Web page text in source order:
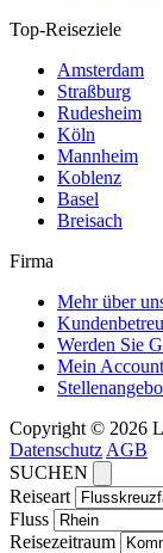
Top-Reiseziele
Amsterdam
Straßburg
Rudesheim
Köln
Mannheim
Koblenz
Basel
Breisach
Firma
Mehr über
Werden Sie
Mein Account
Copyright © 2026
Datenschutz AGB
SUCHEN
Reiseart
Fluss
Reisezeitraum